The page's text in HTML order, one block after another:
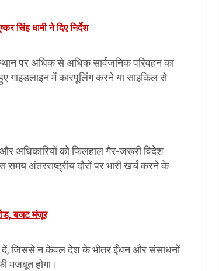
सिंह धामी ने दिए निर्देश
पर अधिक से अधिक सार्वजनिक परिवहन का
गाइडलाइन में कारपूलिंग करने या साइकिल से
अधिकारियों को फिलहाल गैर-जरूरी विदेश
अंतरराष्ट्रीय दौरों पर भारी खर्च करने के
बजट मंजूर
दें, जिससे न केवल देश के भीतर ईंधन और संसाधनों
मजबूत होगा।